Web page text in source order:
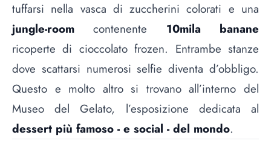
tuffarsi nella vasca di zuccherini colorati e una
jungle-room contenente 10mila banane
ricoperte di cioccolato frozen. Entrambe stanze
dove scattarsi numerosi selfie diventa d’obbligo.
Questo e molto altro si trovano all’interno del
Museo del Gelato, l’esposizione dedicata al
dessert più famoso - e social - del mondo.